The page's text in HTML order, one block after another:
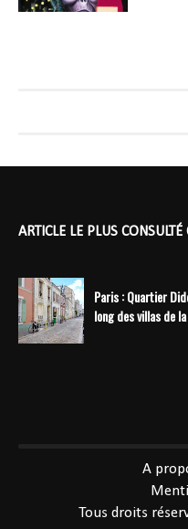
ARTICLE LE PLUS CONSULTÉ
Paris : Quartier
long des villas de
A
Tous droits